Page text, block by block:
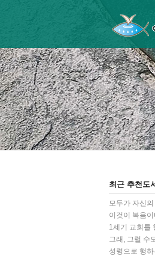
최근 추천도
모두가 자신
이것이 복음
1세기 교회를
그래, 그럴 수
성령으로 행
Sketchbook5, 스
Sketchbook5, 스
Sketchbook5, 스
Sketchbook5, 스